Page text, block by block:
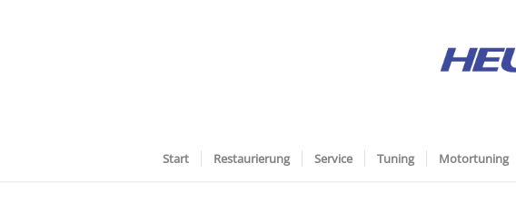
Start Restaurierung Service Tuning Motortuning